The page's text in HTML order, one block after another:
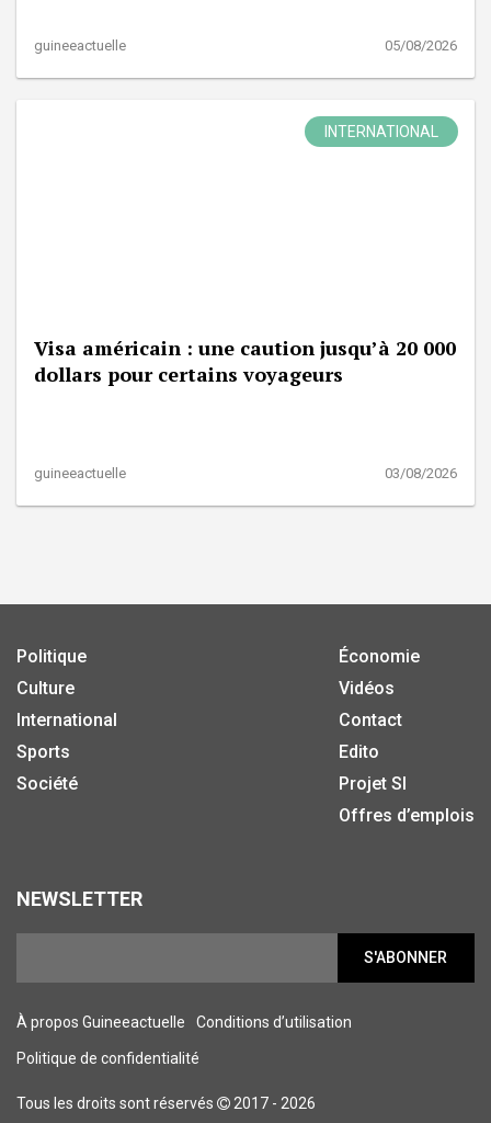
guineeactuelle 05/08/2026
INTERNATIONAL
Visa américain : une caution jusqu’à 20 000
dollars pour certains voyageurs
guineeactuelle 03/08/2026
Politique
Culture
International
Sports
Société
Économie
Vidéos
Contact
Edito
Projet SI
Offres d’emplois
NEWSLETTER
S'ABONNER
À propos Guineeactuelle Conditions d’utilisation
Politique de confidentialité
Tous les droits sont réservés 2017 - 2026